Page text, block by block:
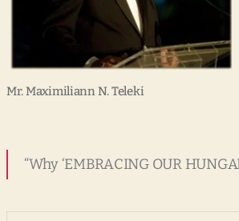
Mr. Maximiliann N. Teleki
“Why ‘EMBRACING OUR